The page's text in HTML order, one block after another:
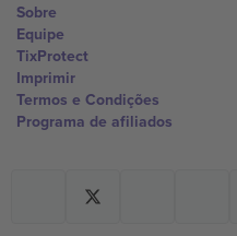
Sobre
Equipe
TixProtect
Imprimir
Termos e Condições
Programa de afiliados